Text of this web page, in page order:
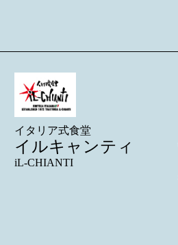
イタリア式食堂
イルキャンティ
iL-CHIANTI